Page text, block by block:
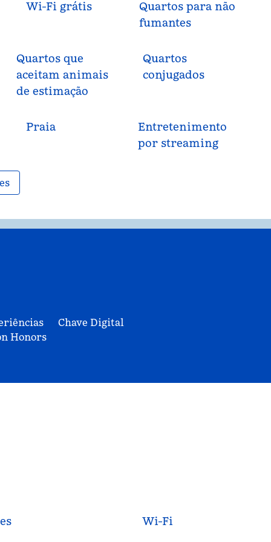
Wi-Fi grátis
Quartos para não
fumantes
Quartos que
aceitam animais
de estimação
Quartos
conjugados
Praia
Entretenimento
por streaming
Honors
Chave Digital
Wi-Fi